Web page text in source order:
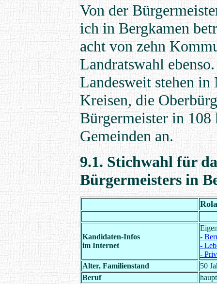
Von der
ich in Bergkamen
acht von zehn
Landratswahl ebenso.
Landesweit stehen
Kreisen, die
Bürgermeister in 108
Gemeinden an.
9.1. Stichwahl für
Bürgermeisters in
Kandidaten-Infos
im Internet
-
-
-
Alter, Familienstand
50
Beruf